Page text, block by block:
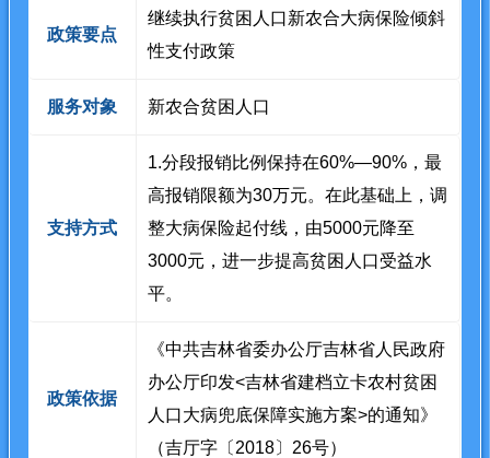
政策要点
继续执行贫困人口新农合大病保险倾斜
性支付政策
服务对象 新农合贫困人口
支持方式
1.分段报销比例保持在60%—90%，最
高报销限额为30万元。在此基础上，调
整大病保险起付线，由5000元降至
3000元，进一步提高贫困人口受益水
平。
政策依据
《中共吉林省委办公厅吉林省人民政府
办公厅印发<吉林省建档立卡农村贫困
人口大病兜底保障实施方案>的通知》
（吉厅字〔2018〕26号）